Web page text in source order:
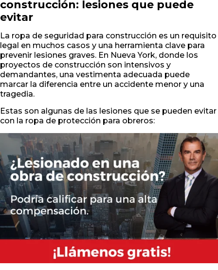
construcción: lesiones que puede
evitar
La ropa de seguridad para construcción es un requisito
legal en muchos casos y una herramienta clave para
prevenir lesiones graves. En Nueva York, donde los
proyectos de construcción son intensivos y
demandantes, una vestimenta adecuada puede
marcar la diferencia entre un accidente menor y una
tragedia.
Estas son algunas de las lesiones que se pueden evitar
con la ropa de protección para obreros: